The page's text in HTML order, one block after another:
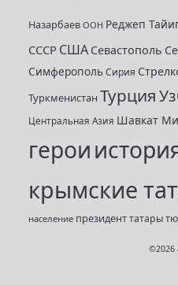
Назарбаев ООН Реджеп
СССР США Севастополь
СимферопольСирия
Туркменистан Турция
Центральная Азия Шавкат
герои
крымские
население президенттатары
©2026